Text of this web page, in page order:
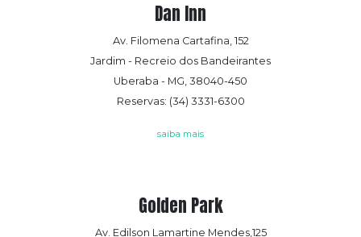
Dan Inn
Av. Filomena Cartafina, 152
Jardim - Recreio dos Bandeirantes
Uberaba - MG, 38040-450
Reservas: (34) 3331-6300
saiba mais
Golden Park
Av. Edilson Lamartine Mendes,125